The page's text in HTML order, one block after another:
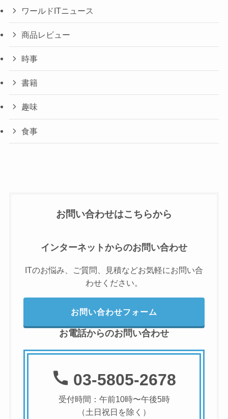
ワールドITニュース
商品レビュー
時事
書籍
趣味
食事
お問い合わせはこちらから
インターネットからのお問い合わせ
ITのお悩み、ご質問、見積などお気軽にお問い合
わせください。
お問い合わせフォーム
お電話からのお問い合わせ
03-5805-2678
受付時間：午前10時〜午後5時
（土日祝日を除く）